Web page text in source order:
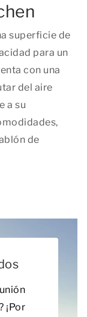
superficie de
para un
con una
del aire
a su
de
¡Por